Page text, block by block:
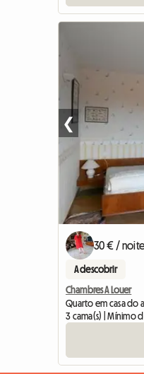
❮
30 € / noite
A descobrir
Chambres A Louer
Quarto em casa do
3 cama(s) | Mínimo